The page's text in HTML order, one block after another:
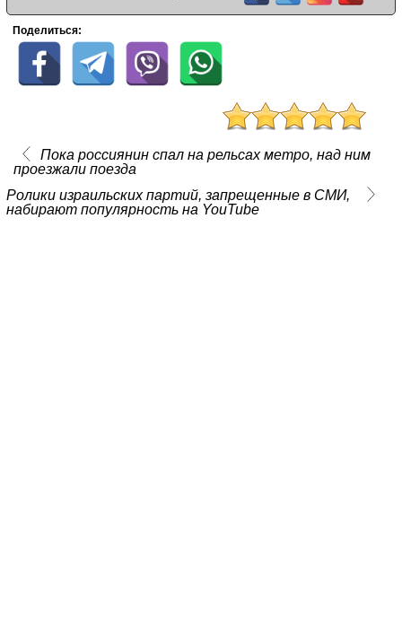
Поделиться:
Пока россиянин спал на рельсах метро, над ним
проезжали поезда
Ролики израильских партий, запрещенные в СМИ,
набирают популярность на YouTube